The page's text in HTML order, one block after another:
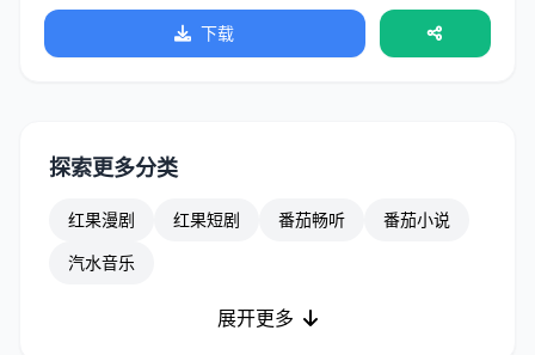
下载
探索更多分类
红果漫剧 红果短剧 番茄畅听
番茄小说
汽水音乐
展开更多